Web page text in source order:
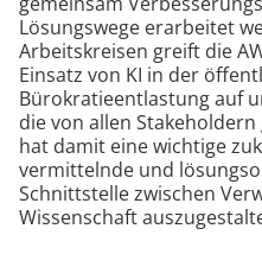
Lösungswege erarbeitet
Arbeitskreisen greift die
Einsatz von KI in der
Bürokratieentlastung auf
die von allen
hat damit eine wichtige
vermittelnde und
Schnittstelle zwischen
Wissenschaft